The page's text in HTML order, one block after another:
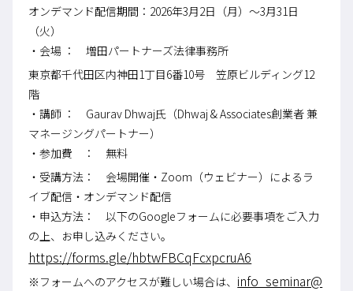
オンデマンド配信期間：2026年3月2日（月）～3月31日
（火）
・会場 ： 増田パートナーズ法律事務所
東京都千代田区内神田1丁目6番10号 笠原ビルディング12
階
・講師 ： Gaurav Dhwaj氏（Dhwaj & Associates創業者 兼
マネージングパートナー）
・参加費 ： 無料
・受講方法： 会場開催・Zoom（ウェビナー）によるラ
イブ配信・オンデマンド配信
・申込方法： 以下のGoogleフォームに必要事項をご入力
の上、お申し込みください。
https://forms.gle/hbtwFBCqFcxpcruA6
※フォームへのアクセスが難しい場合は、 info_seminar@